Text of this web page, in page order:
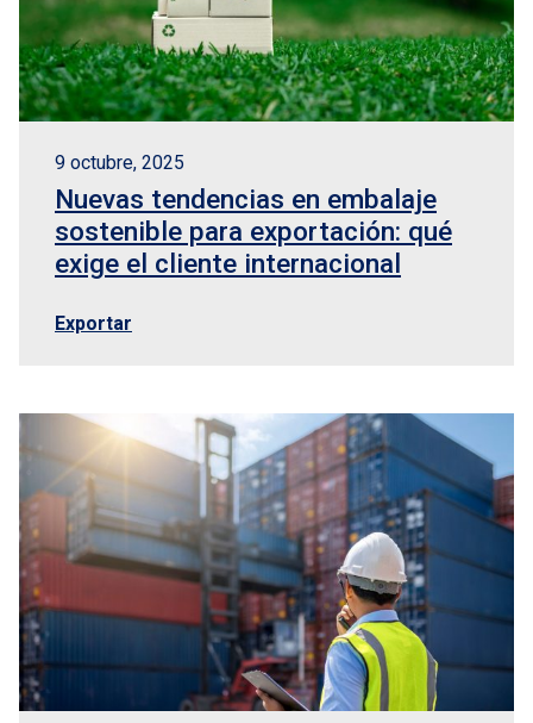
9 octubre, 2025
Nuevas tendencias en embalaje
sostenible para exportación: qué
exige el cliente internacional
Exportar